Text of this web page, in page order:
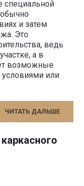
специальной
обычно
и затем
Это
ведь
а в
возможные
или
ЧИТАТЬ ДАЛЬШЕ